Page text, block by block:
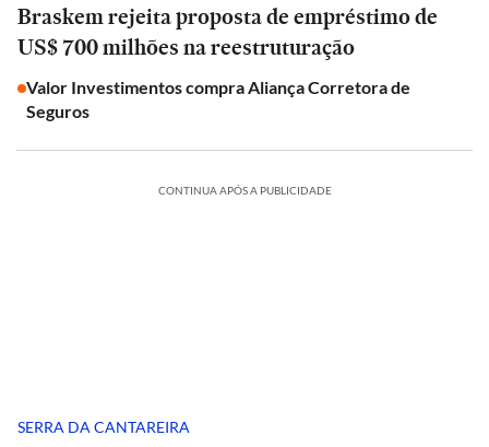
Braskem rejeita proposta de empréstimo de
US$ 700 milhões na reestruturação
Valor Investimentos compra Aliança Corretora de
Seguros
CONTINUA APÓS A PUBLICIDADE
SERRA DA CANTAREIRA